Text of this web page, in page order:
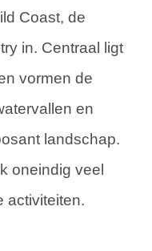
Coast, de
in. Centraal ligt
vormen de
en
landschap.
oneindig veel
activiteiten.